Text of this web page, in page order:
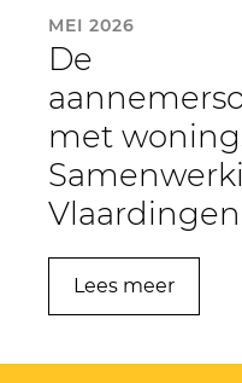
MEI 2026
De
met
Lees meer